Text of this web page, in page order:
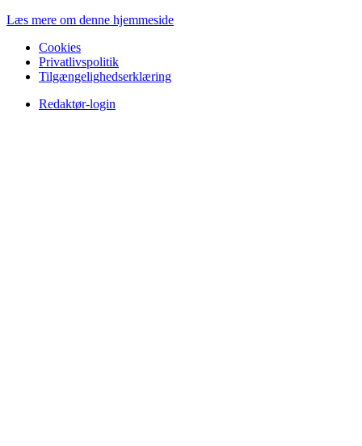
Læs mere om denne hjemmeside
Cookies
Privatlivspolitik
Tilgængelighedserklæring
Redaktør-login